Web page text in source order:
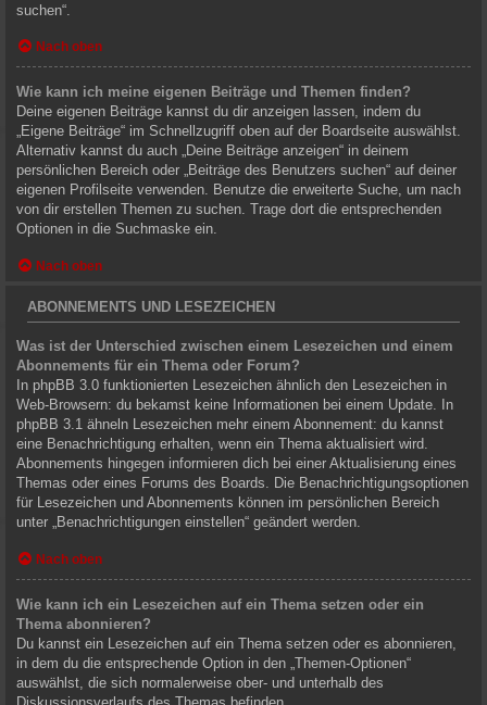
suchen“.
Nach oben
Wie kann ich meine eigenen Beiträge und Themen finden?
Deine eigenen Beiträge kannst du dir anzeigen lassen, indem du
„Eigene Beiträge“ im Schnellzugriff oben auf der Boardseite auswählst.
Alternativ kannst du auch „Deine Beiträge anzeigen“ in deinem
persönlichen Bereich oder „Beiträge des Benutzers suchen“ auf deiner
eigenen Profilseite verwenden. Benutze die erweiterte Suche, um nach
von dir erstellen Themen zu suchen. Trage dort die entsprechenden
Optionen in die Suchmaske ein.
Nach oben
ABONNEMENTS UND LESEZEICHEN
Was ist der Unterschied zwischen einem Lesezeichen und einem
Abonnements für ein Thema oder Forum?
In phpBB 3.0 funktionierten Lesezeichen ähnlich den Lesezeichen in
Web-Browsern: du bekamst keine Informationen bei einem Update. In
phpBB 3.1 ähneln Lesezeichen mehr einem Abonnement: du kannst
eine Benachrichtigung erhalten, wenn ein Thema aktualisiert wird.
Abonnements hingegen informieren dich bei einer Aktualisierung eines
Themas oder eines Forums des Boards. Die Benachrichtigungsoptionen
für Lesezeichen und Abonnements können im persönlichen Bereich
unter „Benachrichtigungen einstellen“ geändert werden.
Nach oben
Wie kann ich ein Lesezeichen auf ein Thema setzen oder ein
Thema abonnieren?
Du kannst ein Lesezeichen auf ein Thema setzen oder es abonnieren,
in dem du die entsprechende Option in den „Themen-Optionen“
auswählst, die sich normalerweise ober- und unterhalb des